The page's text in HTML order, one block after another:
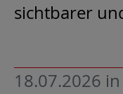
sichtbarer
18.07.2026 in